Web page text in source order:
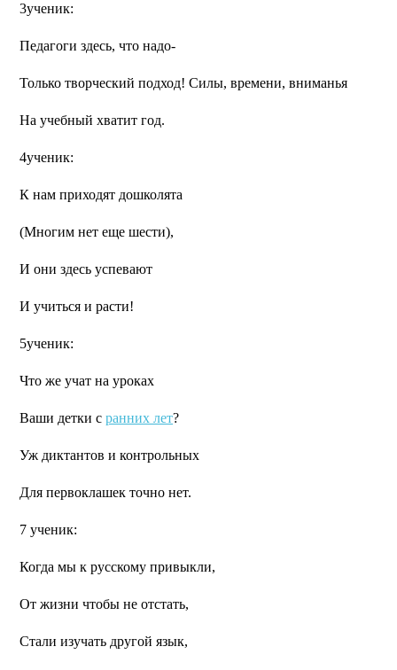
3ученик:
Педагоги здесь, что надо-
Только творческий подход! Силы, времени, вниманья
На учебный хватит год.
4ученик:
К нам приходят дошколята
(Многим нет еще шести),
И они здесь успевают
И учиться и расти!
5ученик:
Что же учат на уроках
Ваши детки с ранних лет?
Уж диктантов и контрольных
Для первоклашек точно нет.
7 ученик:
Когда мы к русскому привыкли,
От жизни чтобы не отстать,
Стали изучать другой язык,